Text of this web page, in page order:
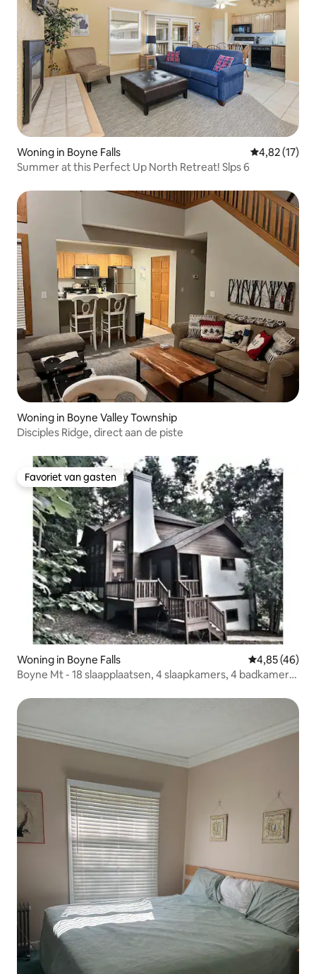
Woning in Boyne Falls Gemiddelde
4,82 (17)
Summer at this Perfect Up North Retreat! Slps 6
Woning in Boyne Valley Township
Disciples Ridge, direct aan de piste
Favoriet van gasten
Favoriet van gasten
Woning in Boyne Falls Gemiddelde
4,85 (46)
Boyne Mt - 18 slaapplaatsen, 4 slaapkamers, 4 badkamers,